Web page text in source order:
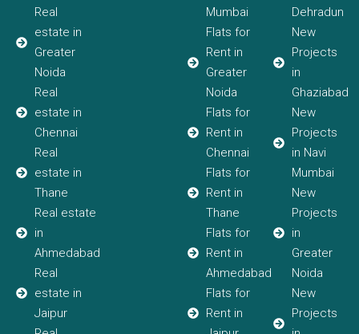
Real
estate in
Greater
Noida
Real
estate in
Chennai
Real
estate in
Thane
Real estate
in
Ahmedabad
Real
estate in
Jaipur
Mumbai
Flats for
Rent in
Greater
Noida
Flats for
Rent in
Chennai
Flats for
Rent in
Thane
Flats for
Rent in
Ahmedabad
Flats for
Rent in
Dehradun
New
Projects
in
Ghaziabad
New
Projects
in Navi
Mumbai
New
Projects
in
Greater
Noida
New
Projects